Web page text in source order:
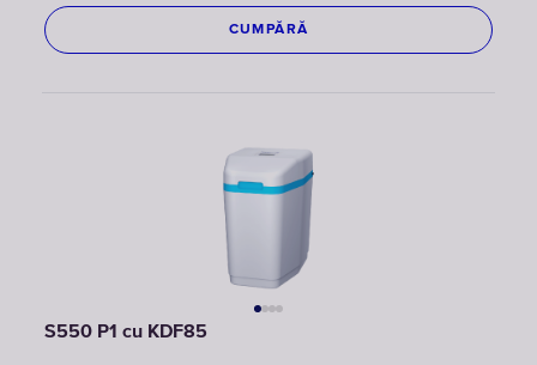
CUMPĂRĂ
S550 P1 cu KDF85